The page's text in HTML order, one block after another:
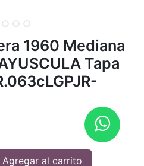
1960 Mediana
Tapa
Agregar al carrito